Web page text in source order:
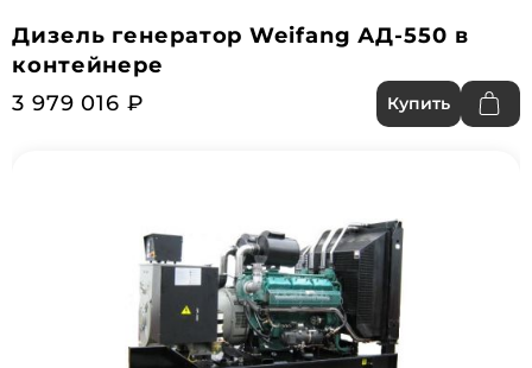
Дизель генератор Weifang АД-550 в
контейнере
3 979 016 ₽
Купить